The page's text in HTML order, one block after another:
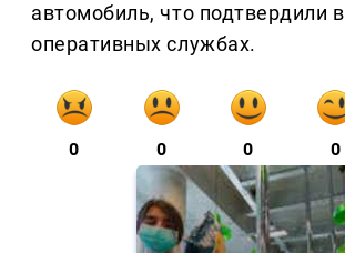
автомобиль, что подтвердили в
оперативных службах.
0 0 0 0